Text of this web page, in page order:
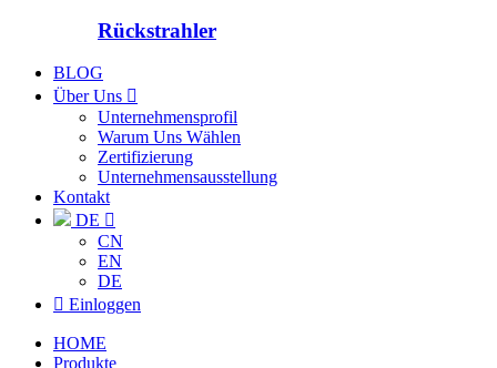
Rückstrahler
BLOG
Über Uns 
Unternehmensprofil
Warum Uns Wählen
Zertifizierung
Unternehmensausstellung
Kontakt
DE 
CN
EN
DE
 Einloggen
HOME
Produkte